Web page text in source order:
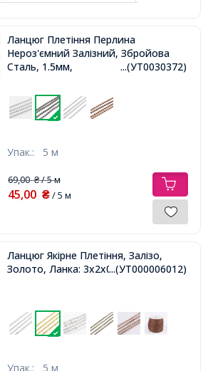
Ланцюг Плетіння Перлина
Нероз'ємний Залізний, Збройова
Сталь, 1.5мм,
...(УТ0030372)
Упак.: 5 м
69,00₴/ 5 м
45,00 ₴/ 5 м
Ланцюг Якірне Плетіння, Залізо,
Золото, Ланка: 3х2х0.6мм,...(УТ000006012)
Упак.: 5 м